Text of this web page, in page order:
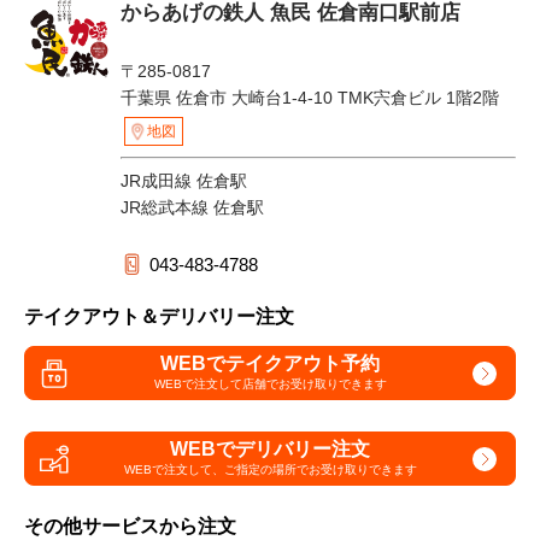
からあげの鉄人 魚民 佐倉南口駅前店
〒285-0817
千葉県 佐倉市 大崎台1-4-10 TMK宍倉ビル 1階2階
地図
JR成田線 佐倉駅
JR総武本線 佐倉駅
043-483-4788
テイクアウト＆デリバリー注文
WEBでテイクアウト予約
WEBで注文して店舗でお受け取りできます
WEBでデリバリー注文
WEBで注文して、 ご指定の場所でお受け取りできます
その他サービスから注文